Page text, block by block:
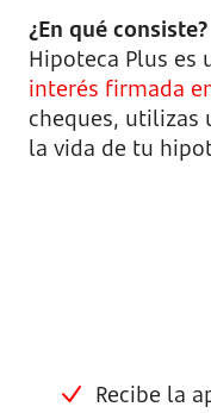
¿En qué consiste?
Hipoteca Plus es
interés firmada
cheques, utilizas
la vida de tu
Recibe la